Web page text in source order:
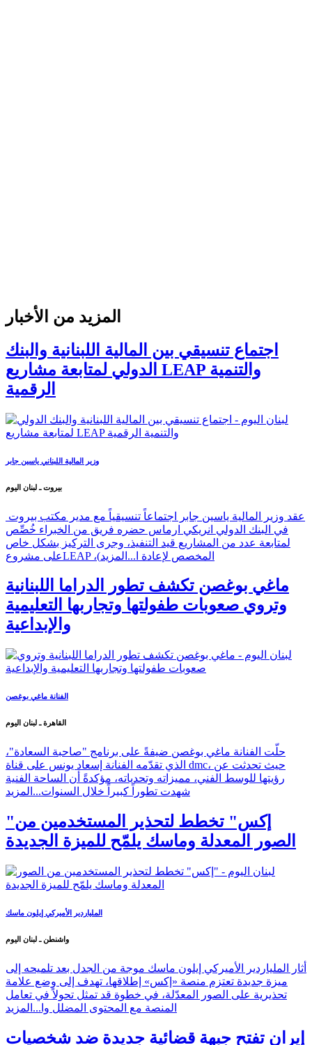
المزيد من الأخبار
اجتماع تنسيقي بين المالية اللبنانية والبنك
الدولي لمتابعة مشاريع LEAP والتنمية
الرقمية
وزير المالية اللبناني ياسين جابر
بيروت ـ لبنان اليوم
في البنك الدولي انريكي ارماس حضره فريق من الخبراء خُصِّص
لمتابعة عدد من المشاريع قيد التنفيذ، وجرى التركيز بشكل خاص
على مشروعLEAP ،(المخصص لإعادة ا... المزيد
ماغي بوغصن تكشف تطور الدراما اللبنانية
وتروي صعوبات طفولتها وتجاربها التعليمية
والإبداعية
الفنانة ماغي بوغصن
القاهرة ـ لبنان اليوم
حلّت الفنانة ماغي بوغصن ضيفةً على برنامج "صاحبة السعادة"،
الذي تقدّمه الفنانة إسعاد يونس على قناة dmc، حيث تحدثت عن
رؤيتها للوسط الفني، مميزاته وتحدياته، مؤكدةً أن الساحة الفنية
شهدت تطوراً كبيراً خلال السنوات... المزيد
"إكس" تخطط لتحذير المستخدمين من
الصور المعدلة وماسك يلمّح للميزة الجديدة
الملياردير الأميركي إيلون ماسك
واشنطن ـ لبنان اليوم
أثار الملياردير الأميركي إيلون ماسك موجة من الجدل بعد تلميحه إلى
ميزة جديدة تعتزم منصة «إكس» إطلاقها، تهدف إلى وضع علامة
تحذيرية على الصور المعدّلة، في خطوة قد تمثل تحولاً في تعامل
المنصة مع المحتوى المضلل وا... المزيد
إيران تفتح جبهة قضائية جديدة ضد شخصيات